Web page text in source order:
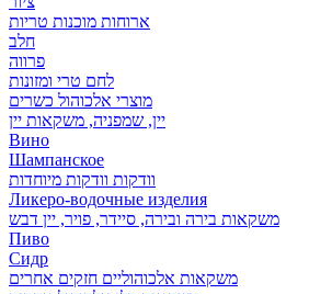
ארוחות מוכנות טריות
חלב
פרווה
לחם טרי ומזונות
מוצרי אלכוהול כשרים
יין, שמפניה, משקאות יין
Вино
Шампанское
וודקות וודקות מיוחדות
Ликеро-водочные изделия
משקאות בירה ובירה, סיידר, פויר, יין דבש
Пиво
Сидр
משקאות אלכוהוליים חזקים אחרים